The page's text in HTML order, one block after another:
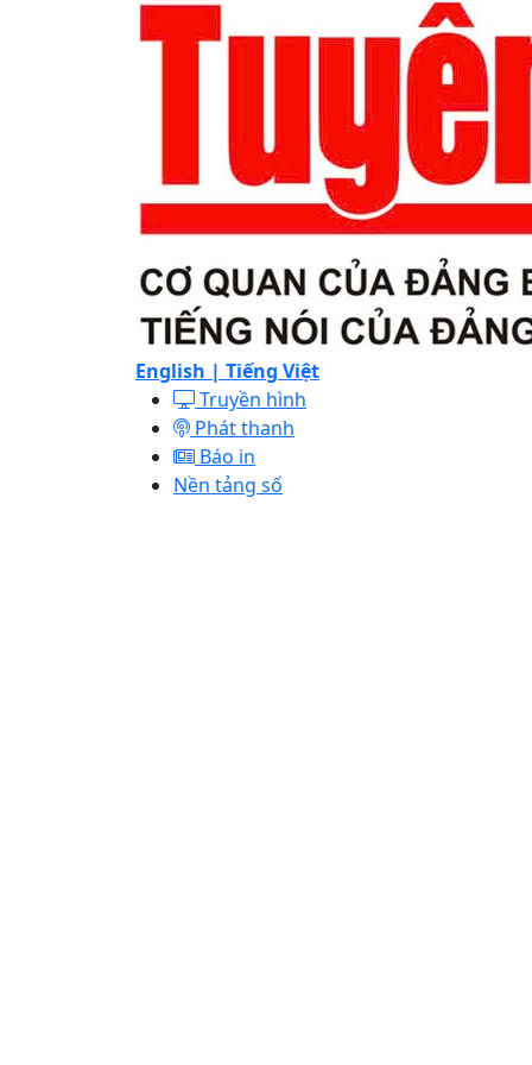
English | Tiếng Việt
Truyền hình
Phát thanh
Báo in
Nền tảng số